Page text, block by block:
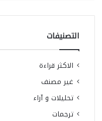
التصنيفات
الاكثر قراءة
غير مصنف
تحليلات و آراء
ترجمات